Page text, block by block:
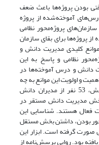
بودن پروژه‌ها باعث ضعف
آموخته‌شده از پروژه
پروژه‌محور نظامی
پروژه‌ها برای بقای سازمان
کلیدی مدیریت دانش و
نظامی و پاسخ به این
دانش و درس آموخته‌ها در
و اولویت این موانع به چه
ترتیبی است؟» جامعه آماری این پژوهش، 53 نفر از مدیران دانش
مدیریت دانش مستقر در
فعال هستند. شناسایی این
بودن، داشتن بخش مستقل
صورت گرفته است. ابزار این
بود. روایی پرسش‌نامه از